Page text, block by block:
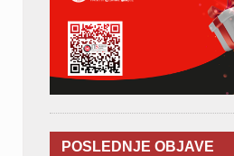
POSLEDNJE OBJAVE